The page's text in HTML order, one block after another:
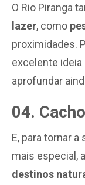
O Rio Piranga
lazer, como
proximidades.
excelente ideia
aprofundar
04.
E, para tornar
mais especial,
destinos